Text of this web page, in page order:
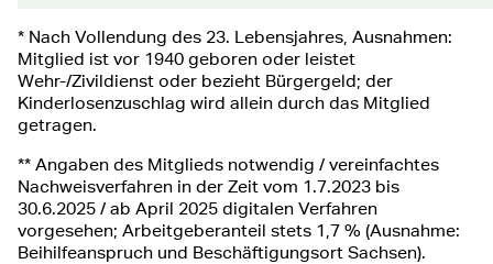
* Nach Vollendung des 23. Lebensjahres, Ausnahmen:
Mitglied ist vor 1940 geboren oder leistet
Wehr-/Zivildienst oder bezieht Bürgergeld; der
Kinderlosenzuschlag wird allein durch das Mitglied
getragen.
** Angaben des Mitglieds notwendig / vereinfachtes
Nachweisverfahren in der Zeit vom 1.7.2023 bis
30.6.2025 / ab April 2025 digitalen Verfahren
vorgesehen; Arbeitgeberanteil stets 1,7 % (Ausnahme:
Beihilfeanspruch und Beschäftigungsort Sachsen).